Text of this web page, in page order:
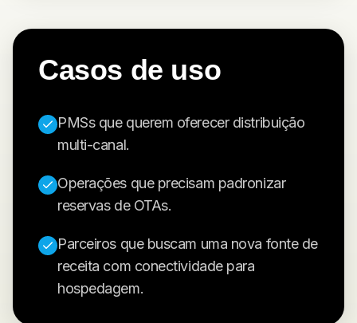
Casos de uso
PMSs que querem oferecer distribuição
multi-canal.
Operações que precisam padronizar
reservas de OTAs.
Parceiros que buscam uma nova fonte de
receita com conectividade para
hospedagem.